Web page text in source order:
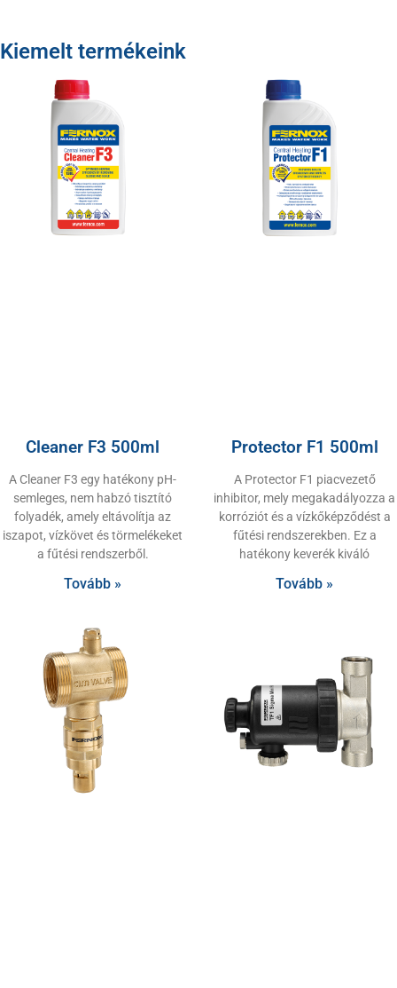
Kiemelt termékeink
Cleaner F3 500ml
A Cleaner F3 egy hatékony pH-
semleges, nem habzó tisztító
folyadék, amely eltávolítja az
iszapot, vízkövet és törmelékeket
a fűtési rendszerből.
Tovább »
Protector F1 500ml
A Protector F1 piacvezető
inhibitor, mely megakadályozza a
korróziót és a vízkőképződést a
fűtési rendszerekben. Ez a
hatékony keverék kiváló
Tovább »